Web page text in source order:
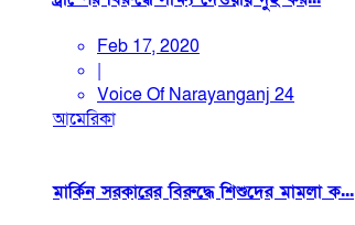
Feb 17, 2020
|
Voice Of Narayanganj 24
আমেরিকা
মার্কিন সরকারের বিরুদ্ধে শিশুদের মামলা ক...